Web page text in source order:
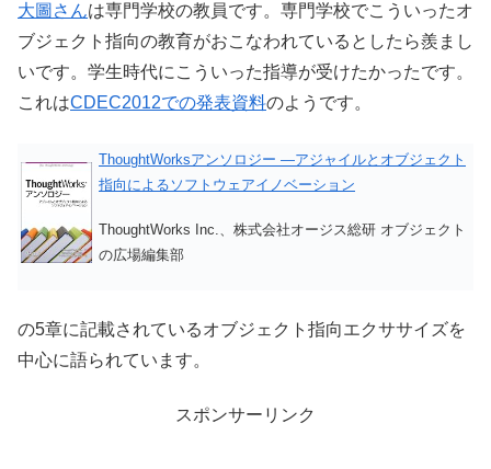
大圖さんは専門学校の教員です。専門学校でこういったオ
ブジェクト指向の教育がおこなわれているとしたら羨まし
いです。学生時代にこういった指導が受けたかったです。
これはCDEC2012での発表資料のようです。
ThoughtWorksアンソロジー ―アジャイルとオブジェクト
指向によるソフトウェアイノベーション
ThoughtWorks Inc.、株式会社オージス総研 オブジェクト
の広場編集部
の5章に記載されているオブジェクト指向エクササイズを
中心に語られています。
スポンサーリンク